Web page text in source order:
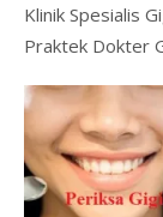
Klinik Spesialis
Praktek Dokter